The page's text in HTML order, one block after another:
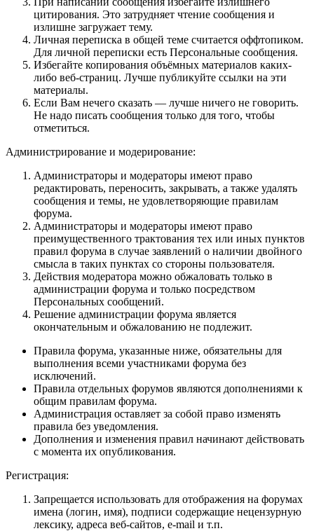
цитирования. Это затрудняет чтение сообщения и
излишне загружает тему.
Личная переписка в общей теме считается оффтопиком.
Для личной переписки есть Персональные сообщения.
Избегайте копирования объёмных материалов каких-
либо веб-страниц. Лучше публикуйте ссылки на эти
материалы.
Если Вам нечего сказать — лучше ничего не говорить.
Не надо писать сообщения только для того, чтобы
отметиться.
Администрирование и модерирование:
Администраторы и модераторы имеют право
редактировать, переносить, закрывать, а также удалять
сообщения и темы, не удовлетворяющие правилам
форума.
Администраторы и модераторы имеют право
преимущественного трактования тех или иных пунктов
правил форума в случае заявлений о наличии двойного
смысла в таких пунктах со стороны пользователя.
Действия модератора можно обжаловать только в
администрации форума и только посредством
Персональных сообщений.
Решение администрации форума является
окончательным и обжалованию не подлежит.
Правила форума, указанные ниже, обязательны для
выполнения всеми участниками форума без
исключений.
Правила отдельных форумов являются дополнениями к
общим правилам форума.
Администрация оставляет за собой право изменять
правила без уведомления.
Дополнения и изменения правил начинают действовать
с момента их опубликования.
Регистрация:
Запрещается использовать для отображения на форумах
имена (логин, имя), подписи содержащие нецензурную
лексику, адреса веб-сайтов, e-mail и т.п.